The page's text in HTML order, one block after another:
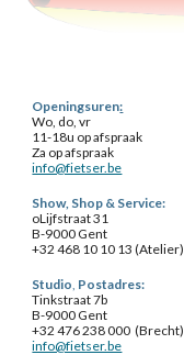
Openingsuren:
Wo, do, vr
11-18u op afspraak
Za op afspraak
info@fietser.be
Show, Shop & Service:
oLijfstraat 31
B-9000 Gent
+32 468 10 10 13 (Atelier)
Studio, Postadres:
Tinkstraat 7b
B-9000 Gent
+32 476 238 000 (Brecht)
info@fietser.be